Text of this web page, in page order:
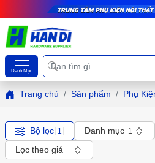
Danh Mục
Trang chủ Sản phẩm Phụ
Bộ lọc 1 Danh mục 1
Lọc theo giá